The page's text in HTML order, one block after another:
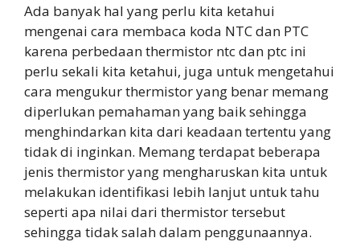
Ada banyak hal yang perlu kita ketahui
mengenai cara membaca koda NTC dan PTC
karena perbedaan thermistor ntc dan ptc ini
perlu sekali kita ketahui, juga untuk mengetahui
cara mengukur thermistor yang benar memang
diperlukan pemahaman yang baik sehingga
menghindarkan kita dari keadaan tertentu yang
tidak di inginkan. Memang terdapat beberapa
jenis thermistor yang mengharuskan kita untuk
melakukan identifikasi lebih lanjut untuk tahu
seperti apa nilai dari thermistor tersebut
sehingga tidak salah dalam penggunaannya.